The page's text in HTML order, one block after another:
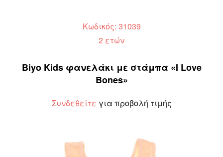
Κωδικός: 31039
2 ετών
Biyo Kids φανελάκι με στάμπα «I Love
Bones»
Συνδεθείτε για προβολή τιμής